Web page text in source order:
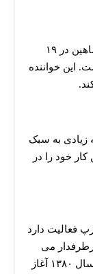
با نام معروف شده شَراعظم شاهین در ۱۹
است. این خواننده
زیادی به سبک
خود را در
فعالیت دارد
می
باشد، رضا پیشرو فعالیت حرفه ای خود را از سال ۱۳۸۰ آغاز